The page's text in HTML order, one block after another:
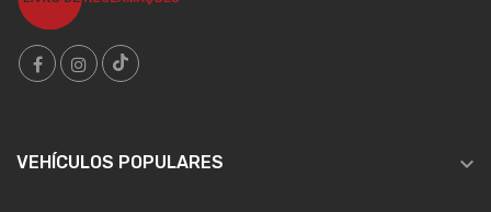
VEHÍCULOS POPULARES 